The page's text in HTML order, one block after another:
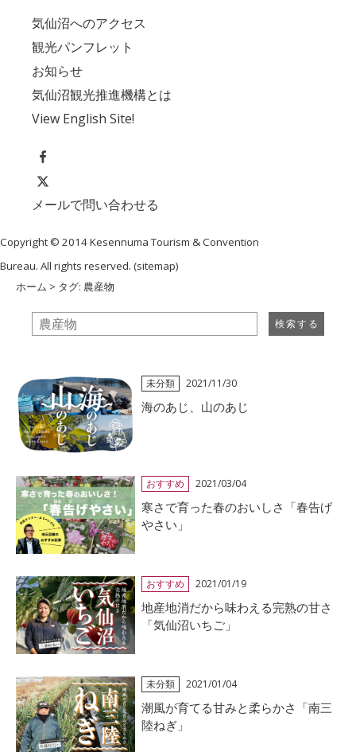
気仙沼へのアクセス
観光パンフレット
お知らせ
気仙沼観光推進機構とは
View English Site!
メールで問い合わせる
Copyright © 2014 Kesennuma Tourism & Convention
Bureau. All rights reserved. (sitemap)
ホーム > タグ: 農産物
未分類 2021/11/30
海のあじ、山のあじ
おすすめ 2021/03/04
寒さで育った春のおいしさ「春告げ
やさい」
おすすめ 2021/01/19
地産地消だから味わえる完熟の甘さ
「気仙沼いちご」
未分類 2021/01/04
潮風が育てる甘みと柔らかさ「南三
陸ねぎ」